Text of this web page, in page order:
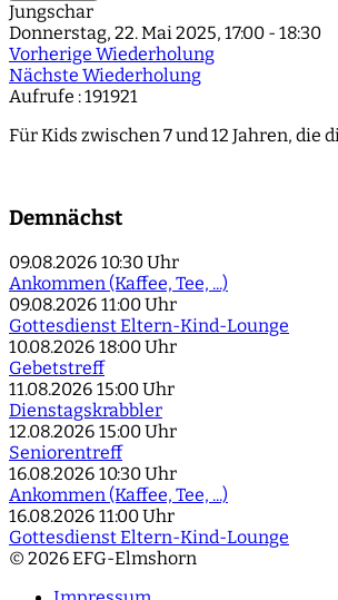
Jungschar
Donnerstag, 22. Mai 2025, 17:00 - 18:30
Vorherige Wiederholung
Nächste Wiederholung
Aufrufe : 191921
Für Kids zwischen 7 und 12 Jahren,
Demnächst
09.08.2026 10:30 Uhr
Ankommen (Kaffee, Tee, ...)
09.08.2026 11:00 Uhr
Gottesdienst Eltern-Kind-Lounge
10.08.2026 18:00 Uhr
Gebetstreff
11.08.2026 15:00 Uhr
Dienstagskrabbler
12.08.2026 15:00 Uhr
Seniorentreff
16.08.2026 10:30 Uhr
Ankommen (Kaffee, Tee, ...)
16.08.2026 11:00 Uhr
Gottesdienst Eltern-Kind-Lounge
© 2026 EFG-Elmshorn